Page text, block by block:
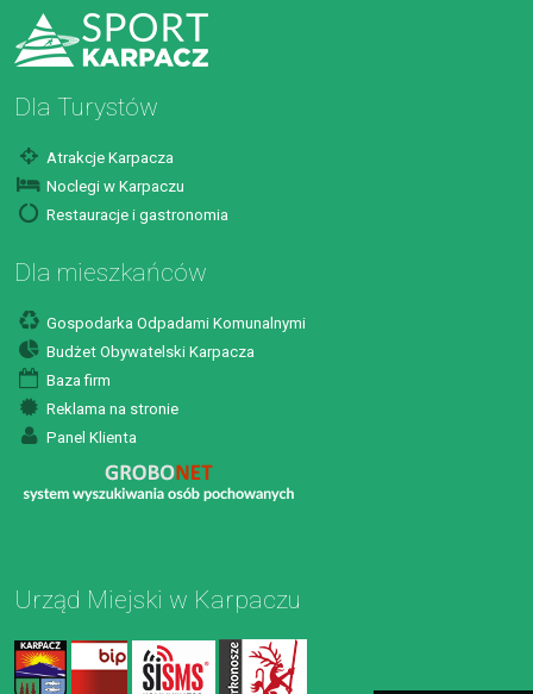
Dla Turystów
Atrakcje Karpacza
Noclegi w Karpaczu
Restauracje i gastronomia
Dla mieszkańców
Gospodarka Odpadami Komunalnymi
Budżet Obywatelski Karpacza
Baza firm
Reklama na stronie
Panel Klienta
Urząd Miejski w Karpaczu